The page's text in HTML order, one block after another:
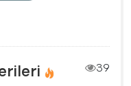
39